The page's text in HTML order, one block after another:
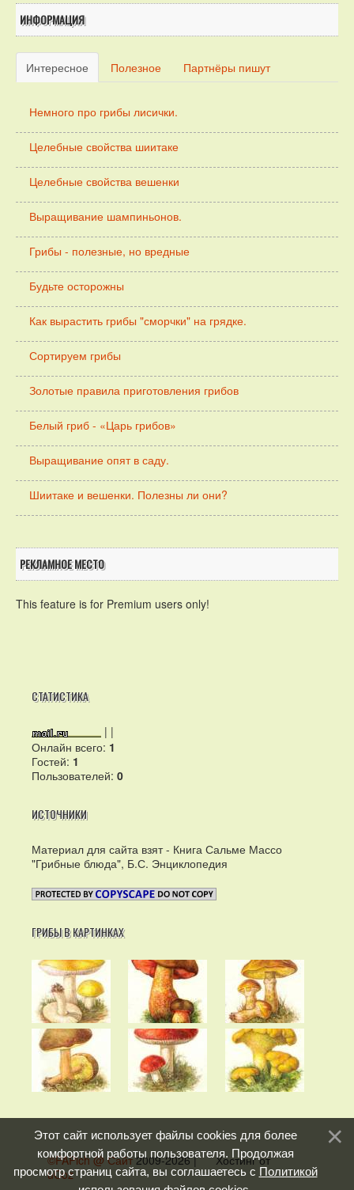
ИНФОРМАЦИЯ
Интересное Полезное Партнёры пишут
Немного про грибы лисички.
Целебные свойства шиитаке
Целебные свойства вешенки
Выращивание шампиньонов.
Грибы - полезные, но вредные
Будьте осторожны
Как вырастить грибы "сморчки" на грядке.
Сортируем грибы
Золотые правила приготовления грибов
Белый гриб - «Царь грибов»
Выращивание опят в саду.
Шиитаке и вешенки. Полезны ли они?
РЕКЛАМНОЕ МЕСТО
This feature is for Premium users only!
СТАТИСТИКА
| |
Онлайн всего: 1
Гостей: 1
Пользователей: 0
ИСТОЧНИКИ
Материал для сайта взят - Книга Сальме Массо
"Грибные блюда", Б.С. Энциклопедия
ГРИБЫ В КАРТИНКАХ
©PAPich @ Сайт2009-2026|
Хостинг от
uCoz
Этот сайт использует файлы cookies для более
комфортной работы пользователя. Продолжая
просмотр страниц сайта, вы соглашаетесь с Политикой